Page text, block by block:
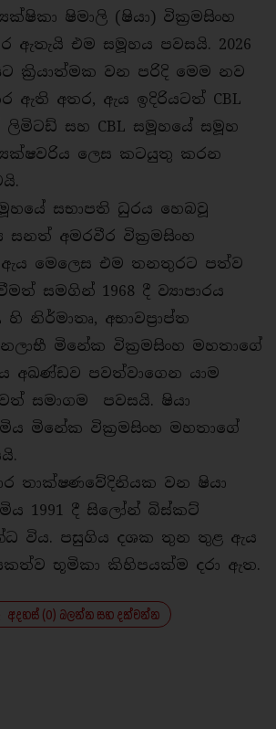
ෂිමාලි (ෂියා) වික්‍රමසිංහ
එම සමූහය පවසයි. 2026
ක්‍රියාත්මක වන පරිදි මෙම නව
ඇති අතර, ඇය ඉදිරියටත් CBL
සහ CBL සමූහයේ සමූහ
ලෙස කටයුතු කරන
සභාපති ධුරය හෙබවූ
සනත් අමරවීර වික්‍රමසිංහ
මෙලෙස එම තනතුරට පත්ව
සමගින් 1968 දී ව්‍යාපාරය
නිර්මාතෘ, අභාවප්‍රාප්ත
මිනේක වික්‍රමසිංහ මහතාගේ
අඛණ්ඩව පවත්වාගෙන යාම
සමාගම පවසයි. ෂියා
මිනේක වික්‍රමසිංහ මහතාගේ
තාක්ෂණවේදිනියක වන ෂියා
1991 දී සිලෝන් බිස්කට්
විය. පසුගිය දශක තුන තුළ ඇය
භූමිකා කිහිපයක්ම දරා ඇත.
අදහස් (0) බලන්න සහ දක්වන්න